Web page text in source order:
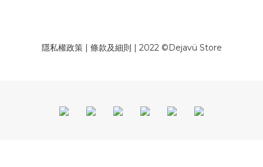
隱私權政策| 條款及細則 | 2022 ©Dejavü Store